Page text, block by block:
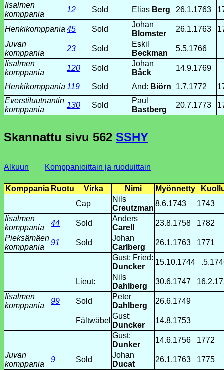
Iisalmen
komppania
12 Sold Elias Berg 26.1.1763
Henkikomppania 45 Sold
Johan
Blomster
26.1.1763
Juvan
komppania
23 Sold
Eskil
Beckman
5.5.1766
Iisalmen
komppania
120 Sold
Johan
Båck
14.9.1769
Henkikomppania 119 Sold And: Biörn 1.7.1772
Everstiluutnantin
komppania
130 Sold
Paul
Bastberg
20.7.1773
Skannattu sivu 562 SSHY
Alkuun Komppanioittain ja ruoduittain
Komppania Ruotu Virka Nimi Myönnetty
Cap
Nils
Creutzman
8.6.1743
1743
Iisalmen
komppania
44 Sold
Anders
Carell
23.8.1758
1782
Pieksämäen
komppania
91 Sold
Johan
Carlberg
26.1.1763
1771
Gust: Fried:
Duncker
15.10.1744
Lieut:
Nils
Dahlberg
30.6.1747
Iisalmen
komppania
99 Sold
Peter
Dahlberg
26.6.1749
Fältwäbel
Gust:
Duncker
14.8.1753
Gust:
Dunker
14.6.1756
1772
Juvan
komppania
9 Sold
Johan
Ducat
26.1.1763
1775